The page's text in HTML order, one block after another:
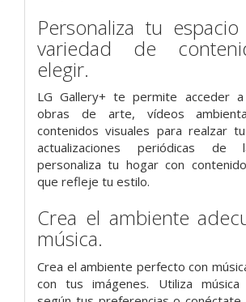
Personaliza tu
variedad de
elegir.
LG Gallery+ te permite acceder
obras de arte, vídeos
contenidos visuales para realzar
actualizaciones periódicas de
personaliza tu hogar con
que refleje tu estilo.
Crea el ambiente
música.
Crea el ambiente perfecto con
con tus imágenes. Utiliza música